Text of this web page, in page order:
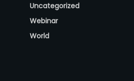
Uncategorized
Webinar
World